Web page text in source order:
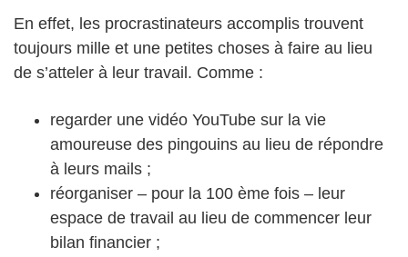
En effet, les procrastinateurs accomplis trouvent
toujours mille et une petites choses à faire au lieu
de s’atteler à leur travail. Comme :
regarder une vidéo YouTube sur la vie
amoureuse des pingouins au lieu de répondre
à leurs mails ;
réorganiser – pour la 100 ème fois – leur
espace de travail au lieu de commencer leur
bilan financier ;